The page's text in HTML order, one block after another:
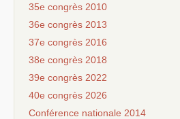
35e congrès 2010
36e congrès 2013
37e congrès 2016
38e congrès 2018
39e congrès 2022
40e congrès 2026
Conférence nationale 2014